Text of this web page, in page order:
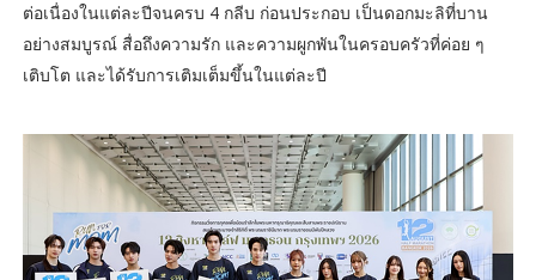
ต่อเนื่องในแต่ละปีจนครบ 4 กลีบ ก่อนประกอบ เป็นดอกมะลิที่บาน
อย่างสมบูรณ์ สื่อถึงความรัก และความผูกพันในครอบครัวที่ค่อย ๆ
เติบโต และได้รับการเติมเต็มขึ้นในแต่ละปี